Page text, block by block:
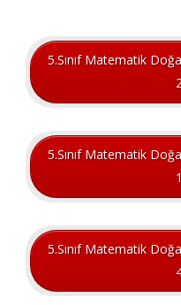
5.Sınıf Matematik
5.Sınıf Matematik
5.Sınıf Matematik